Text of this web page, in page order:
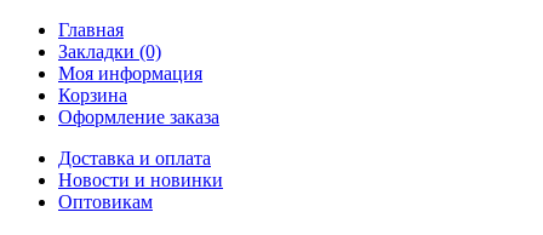
Главная
Закладки (0)
Моя информация
Корзина
Оформление заказа
Доставка и оплата
Новости и новинки
Оптовикам